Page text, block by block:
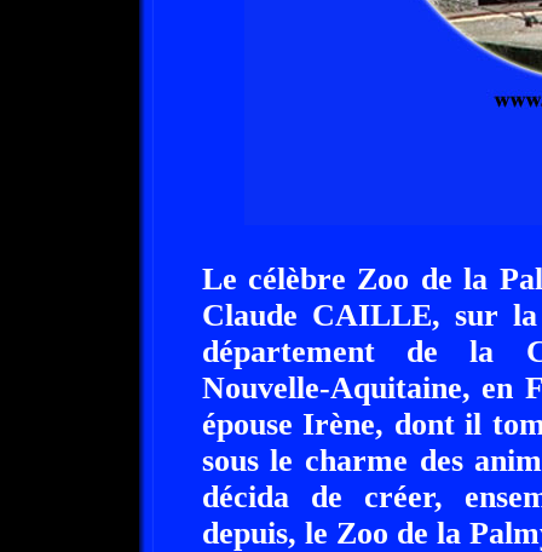
Le célèbre Zoo de la
Claude CAILLE, sur la
département de la
Nouvelle-Aquitaine, en
épouse Irène, dont il
sous le charme des
décida de créer,
depuis, le Zoo de la